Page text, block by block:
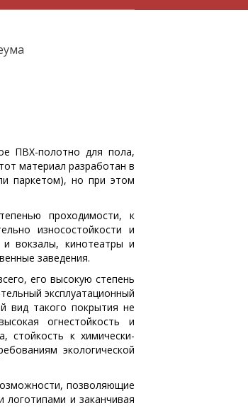
ПВХ-полотно для пола,
материал разработан в
паркетом), но при этом
проходимости, к
износостойкости и
вокзалы, кинотеатры и
заведения.
его высокую степень
эксплуатационный
вид такого покрытия не
огнестойкость и
стойкость к химически-
экологической
позволяющие
и заканчивая